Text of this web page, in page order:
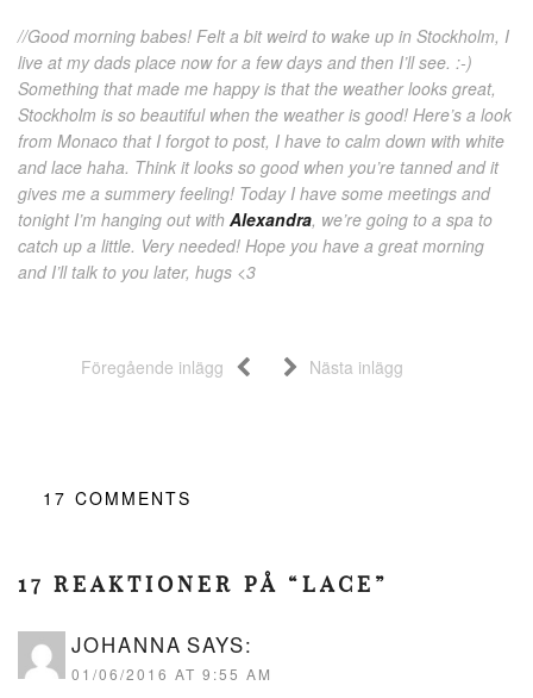
//Good morning babes! Felt a bit weird to wake up in Stockholm, I
live at my dads place now for a few days and then I’ll see. :-)
Something that made me happy is that the weather looks great,
Stockholm is so beautiful when the weather is good! Here’s a look
from Monaco that I forgot to post, I have to calm down with white
and lace haha. Think it looks so good when you’re tanned and it
gives me a summery feeling! Today I have some meetings and
tonight I’m hanging out with Alexandra, we’re going to a spa to
catch up a little. Very needed! Hope you have a great morning
and I’ll talk to you later, hugs <3
Föregående inlägg Nästa inlägg
17 COMMENTS
17 REAKTIONER PÅ “LACE”
JOHANNA SAYS:
01/06/2016 AT 9:55 AM